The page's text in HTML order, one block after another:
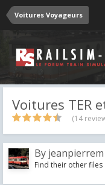
Voitures Voyageurs
Voitures TER
(14
By jeanpierrem
Find their other files